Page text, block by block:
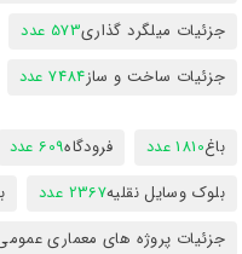
جزئیات میلگرد گذاری573 عدد
جزئیات ساخت و ساز7484 عدد
باغ1810 عدد فرودگاه609 عدد
بلوک وسایل نقلیه2367 عدد
جزئیات پروژه های معماری